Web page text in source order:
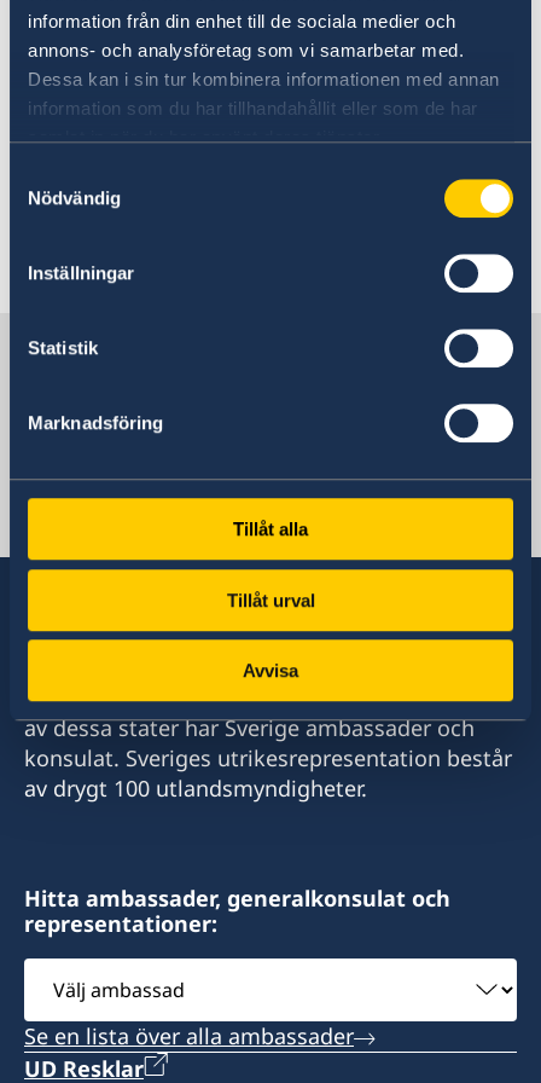
information från din enhet till de sociala medier och
annons- och analysföretag som vi samarbetar med.
Dessa kan i sin tur kombinera informationen med annan
information som du har tillhandahållit eller som de har
samlat in när du har använt deras tjänster.
Nödvändig
Inställningar
Statistik
Marknadsföring
Tillåt alla
Tillåt urval
Avvisa
Terrorism
Anmäla handelshinder
och eventuellt visum.
Planera din reseekonomi så att dina
pengar räcker under hela utlandsvistelsen
samt för hemresa.
Regeringen.se
Senast uppdaterad 10 okt. 2018, 11.35
Sverige i Chile
Sveriges ambassad
Chile, Santiago de Chile
Sverige har diplomatiska förbindelser med i
stort sett alla stater i världen. I ungefär hälften
av dessa stater har Sverige ambassader och
konsulat. Sveriges utrikesrepresentation består
av drygt 100 utlandsmyndigheter.
Hitta ambassader, generalkonsulat och
representationer:
ambassad
Se en lista över alla ambassader
UD Resklar